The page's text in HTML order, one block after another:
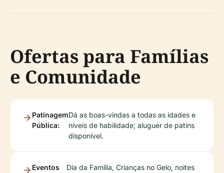
Ofertas para Famílias
e Comunidade
Patinagem
Pública:
Dá as boas-vindas a todas as idades e
níveis de habilidade; aluguer de patins
disponível.
Eventos
Dia da Família, Crianças no Gelo, noites